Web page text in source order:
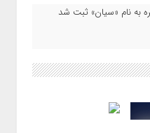
به نام «سیان» ثبت شد